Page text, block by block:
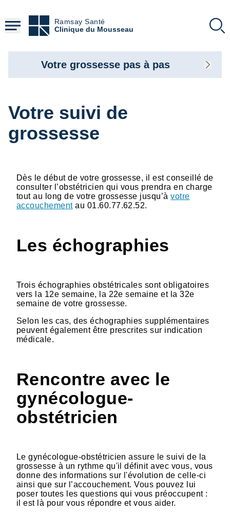
contenu
principal
Ramsay Santé
Clinique du Mousseau
Votre suivi de
grossesse
Dès le début de votre grossesse, il est conseillé de
consulter l’obstétricien qui vous prendra en charge
tout au long de votre grossesse jusqu’àvotre
accouchementau 01.60.77.62.52.
Les échographies
Trois échographies obstétricales sont obligatoires
vers la 12e semaine, la 22e semaine et la 32e
semaine de votre grossesse.
Selon les cas, des échographies supplémentaires
peuvent également être prescrites sur indication
médicale.
Rencontre avec le
gynécologue-
obstétricien
Le gynécologue-obstétricien assure le suivi de la
grossesse à un rythme qu'il définit avec vous, vous
donne des informations sur l'évolution de celle-ci
ainsi que sur l’accouchement. Vous pouvez lui
poser toutes les questions qui vous préoccupent :
il est là pour vous répondre et vous aider.
Votre grossesse pas à pas